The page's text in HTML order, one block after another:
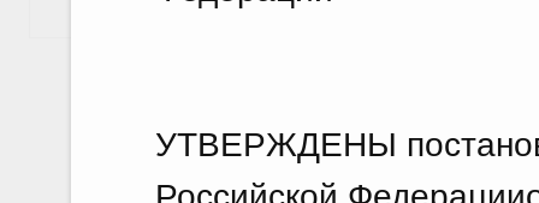
УТВЕРЖДЕНЫ
Российской